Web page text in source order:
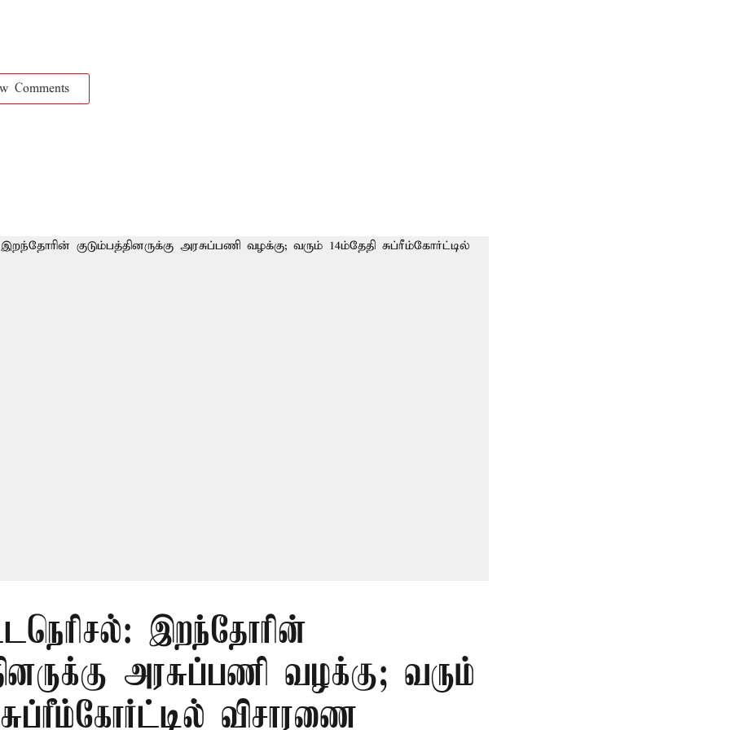
Comments
இறந்தோரின்
அரசுப்பணி வழக்கு; வரும்
விசாரணை